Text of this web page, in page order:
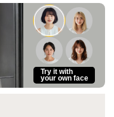
Try it with
your own face